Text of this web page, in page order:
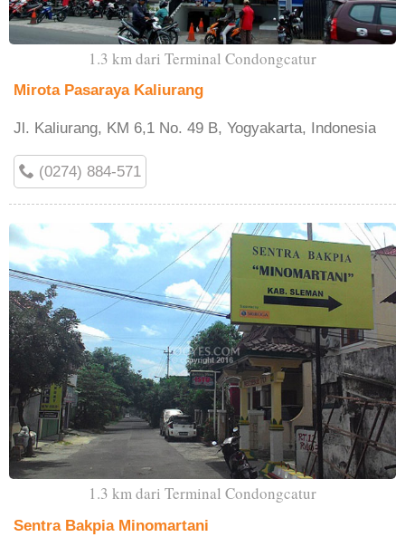
1.3 km dari Terminal Condongcatur
Mirota Pasaraya Kaliurang
Jl. Kaliurang, KM 6,1 No. 49 B, Yogyakarta, Indonesia
(0274) 884-571
1.3 km dari Terminal Condongcatur
Sentra Bakpia Minomartani